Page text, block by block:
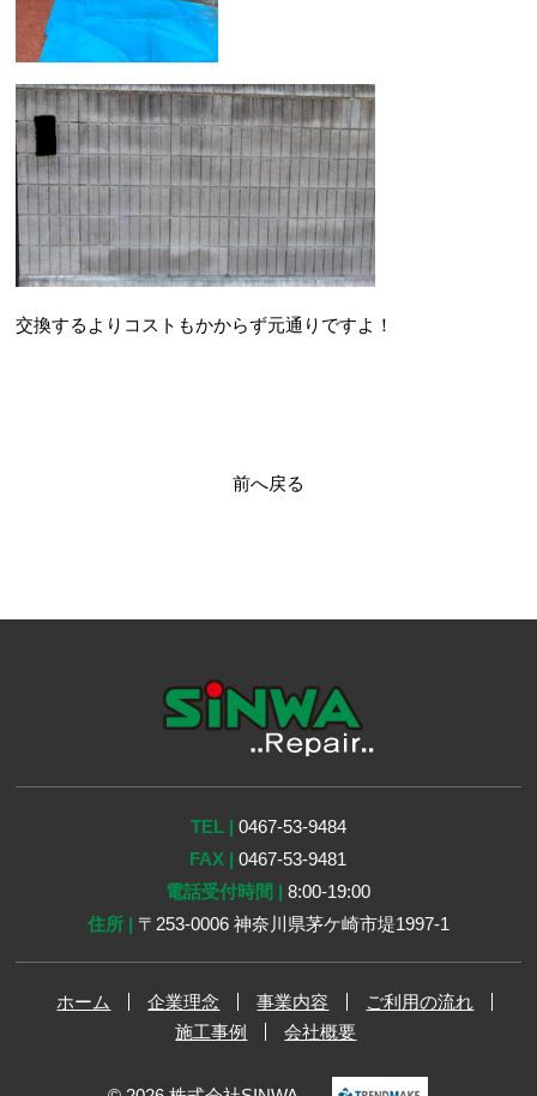
交換するよりコストもかからず元通りですよ！
前へ戻る
TEL | 0467-53-9484
FAX | 0467-53-9481
電話受付時間 | 8:00-19:00
住所 | 〒253-0006 神奈川県茅ケ崎市堤1997-1
ホーム 企業理念 事業内容
ご利用の流れ
施工事例
会社概要